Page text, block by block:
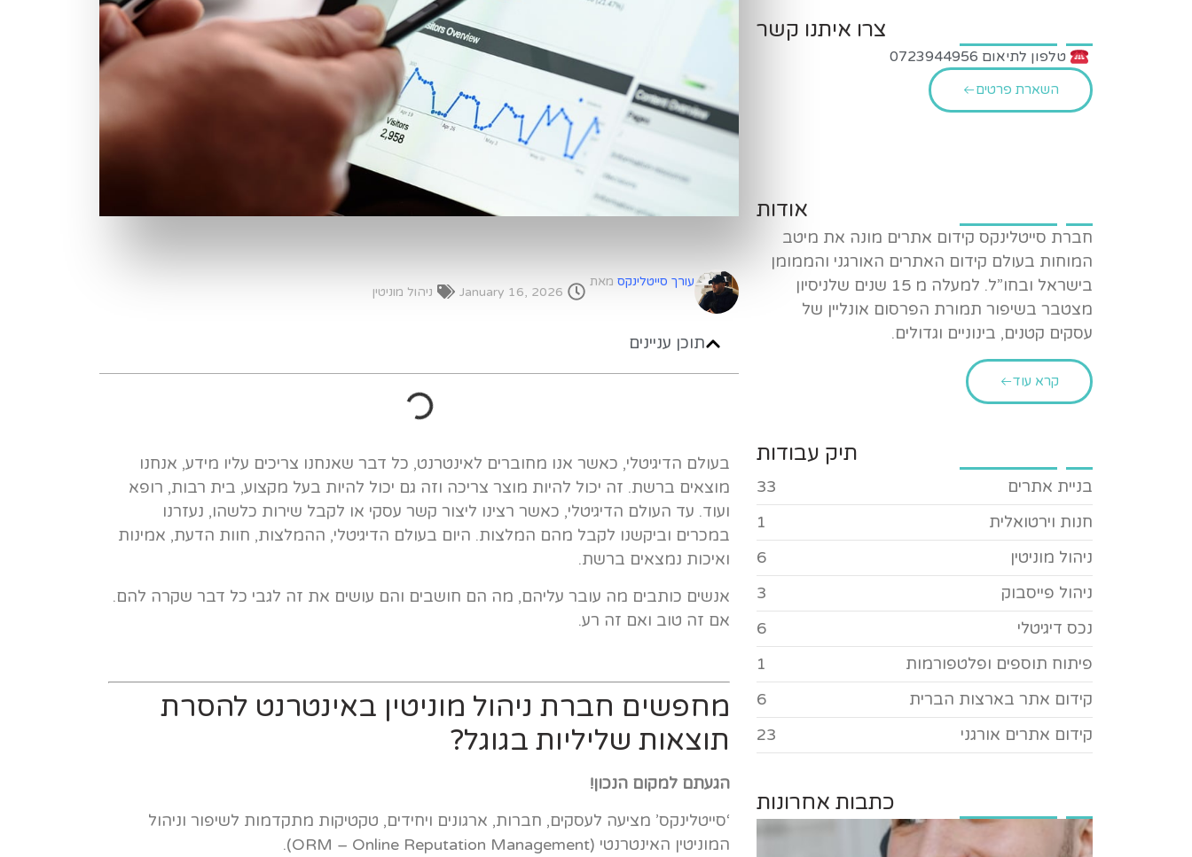
עורך סייטלינקס מאת
January 16, 2026 ניהול מוניטין
תוכן עניינים
בעולם הדיגיטלי, כאשר אנו מחוברים לאינטרנט, כל דבר שאנחנו צריכים עליו מידע, אנחנו
מוצאים ברשת. זה יכול להיות מוצר צריכה וזה גם יכול להיות בעל מקצוע, בית רבות, רופא
ועוד. עד העולם הדיגיטלי, כאשר רצינו ליצור קשר עסקי או לקבל שירות כלשהו, נעזרנו
במכרים וביקשנו לקבל מהם המלצות. היום בעולם הדיגיטלי, ההמלצות, חוות הדעת, אמינות
ואיכות נמצאים ברשת.
אנשים כותבים מה עובר עליהם, מה הם חושבים והם עושים את זה לגבי כל דבר שקרה להם.
אם זה טוב ואם זה רע.
מחפשים חברת ניהול מוניטין באינטרנט להסרת
תוצאות שליליות בגוגל?
הגעתם למקום הנכון!
‘סייטלינקס’ מציעה לעסקים, חברות, ארגונים ויחידים, טקטיקות מתקדמות לשיפור וניהול
המוניטין האינטרנטי (ORM – Online Reputation Management).
צרו איתנו קשר
טלפון לתיאום 0723944956
השארת פרטים
אודות
חברת סייטלינקס קידום אתרים מונה את מיטב
המוחות בעולם קידום האתרים האורגני והממומן
בישראל ובחו”ל. למעלה מ 15 שנים שלניסיון
מצטבר בשיפור תמורת הפרסום אונליין של
עסקים קטנים, בינוניים וגדולים.
קרא עוד
תיק עבודות
בניית אתרים
33
חנות וירטואלית
1
ניהול מוניטין
6
ניהול פייסבוק
3
נכס דיגיטלי
6
פיתוח תוספים ופלטפורמות
1
קידום אתר בארצות הברית
6
קידום אתרים אורגני
23
כתבות אחרונות